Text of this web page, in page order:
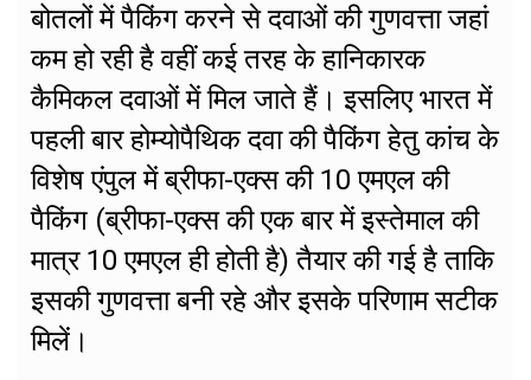
बोतलों में पैकिंग करने से दवाओं की गुणवत्ता जहां
कम हो रही है वहीं कई तरह के हानिकारक
कैमिकल दवाओं में मिल जाते हैं। इसलिए भारत में
पहली बार होम्योपैथिक दवा की पैकिंग हेतु कांच के
विशेष एंपुल में ब्रीफा-एक्स की 10 एमएल की
पैकिंग (ब्रीफा-एक्स की एक बार में इस्तेमाल की
मात्र 10 एमएल ही होती है) तैयार की गई है ताकि
इसकी गुणवत्ता बनी रहे और इसके परिणाम सटीक
मिलें।